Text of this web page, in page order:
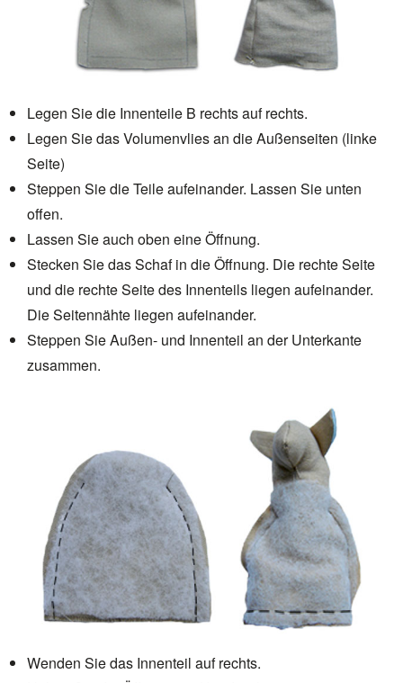
Legen Sie die Innenteile B rechts auf rechts.
Legen Sie das Volumenvlies an die Außenseiten (linke
Seite)
Steppen Sie die Teile aufeinander. Lassen Sie unten
offen.
Lassen Sie auch oben eine Öffnung.
Stecken Sie das Schaf in die Öffnung. Die rechte Seite
und die rechte Seite des Innenteils liegen aufeinander.
Die Seitennähte liegen aufeinander.
Steppen Sie Außen- und Innenteil an der Unterkante
zusammen.
Wenden Sie das Innenteil auf rechts.